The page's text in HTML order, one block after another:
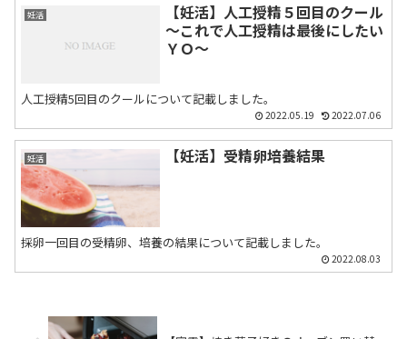
妊活
【妊活】人工授精５回目のクール
～これで人工授精は最後にしたい
ＹＯ～
人工授精5回目のクールについて記載しました。
2022.05.19 2022.07.06
妊活 【妊活】受精卵培養結果
採卵一回目の受精卵、培養の結果について記載しました。
2022.08.03